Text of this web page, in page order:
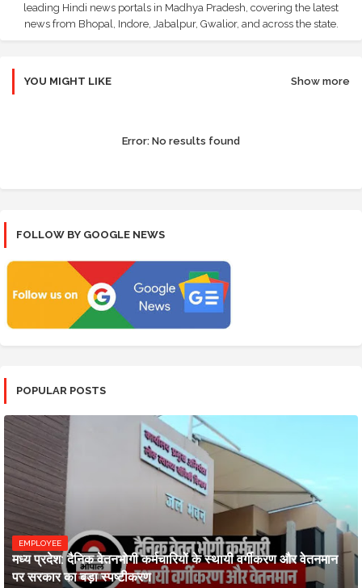
leading Hindi news portals in Madhya Pradesh, covering the latest
news from Bhopal, Indore, Jabalpur, Gwalior, and across the state.
YOU MIGHT LIKE Show more
Error: No results found
FOLLOW BY GOOGLE NEWS
POPULAR POSTS
EMPLOYEE
मध्य प्रदेश: दैनिक वेतनभोगी कर्मचारियों के स्थायी वर्गीकरण और वेतनमान
पर सरकार का बड़ा स्पष्टीकरण